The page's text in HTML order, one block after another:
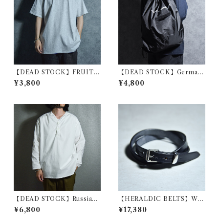
【DEAD STOCK】FRUIT
OF THE LOOM Euro Mod
el T Shirt Ash Gray フルー
¥3,800
【DEAD STOCK】German
Army Laundry Bag Remeke
ドイツ軍 ナップザック ランド
¥4,800
【DEAD STOCK】Russian
military sleeping shirts V-
Henryneck ロシア軍 スリー
¥6,800
【HERALDIC BELTS】WE
STEND Bridle Leatherヘラ
ルディックベルト ウエストエ
¥17,380